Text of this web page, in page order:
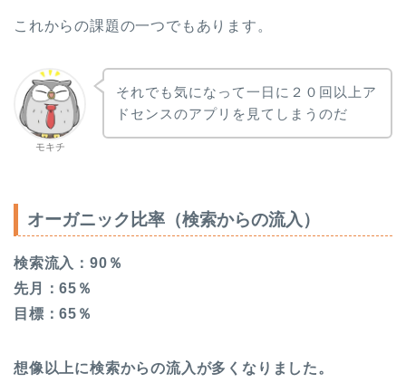
これからの課題の一つでもあります。
モキチ
それでも気になって一日に２０回以上ア
ドセンスのアプリを見てしまうのだ
オーガニック比率（検索からの流入）
検索流入：90％
先月：65％
目標：65％
想像以上に検索からの流入が多くなりました。